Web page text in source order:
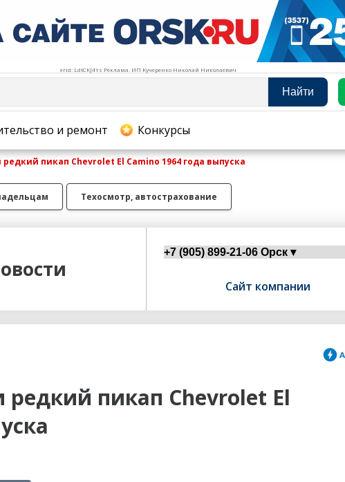
erid: LdtCKJ4Ys Реклама. ИП Кучеренко Николай Николаевич
Найти
и ремонт Конкурсы
пикап Chevrolet El Camino 1964 года выпуска
Техосмотр, автострахование
Сайт компании
пикап Chevrolet El